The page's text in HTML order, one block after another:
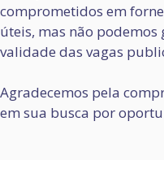
comprometidos em
úteis, mas não
validade das vagas
Agradecemos pela
em sua busca por